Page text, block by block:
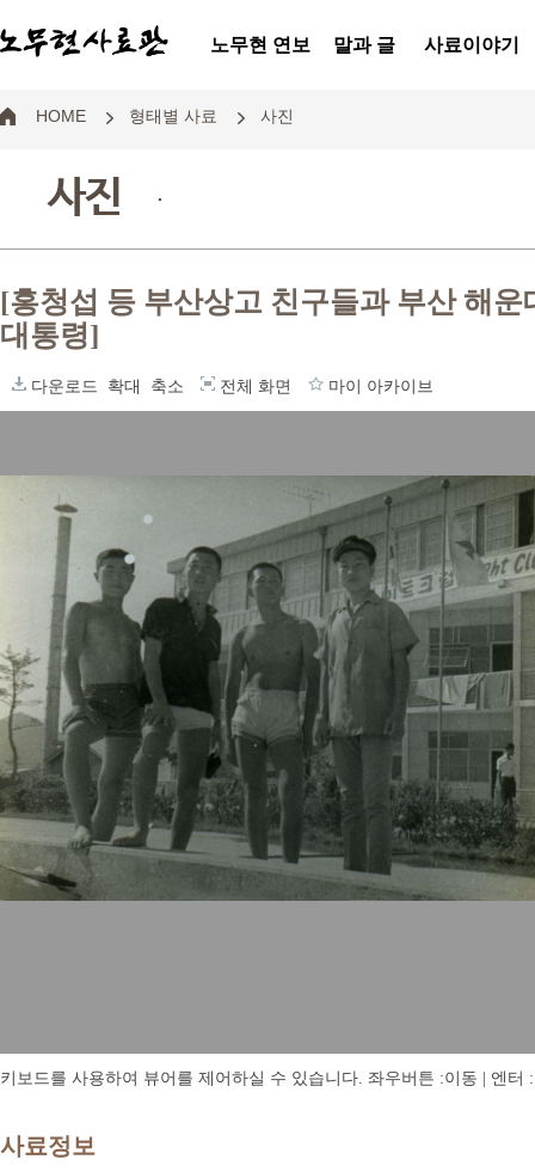
노무현 연보 말과 글 사료이야기
HOME 형태별 사료 사진
사진 .
[홍청섭 등 부산상고 친구들과 부산 해
대통령]
다운로드 확대 축소 전체 화면 마이 아카이브
키보드를 사용하여 뷰어를 제어하실 수 있습니다. 좌우버튼 :이동 | 엔터
사료정보